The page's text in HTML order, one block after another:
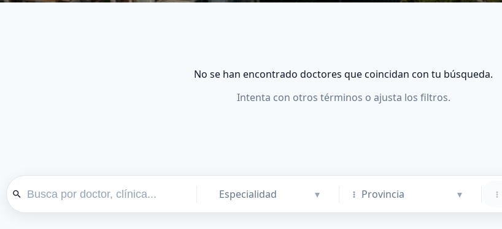
No se han encontrado doctores que coincidan con tu búsqueda.
Intenta con otros términos o ajusta los filtros.
Especialidad ▾ Provincia ▾